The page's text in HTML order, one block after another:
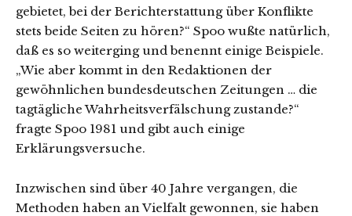
gebietet, bei der Berichterstattung über Konflikte
stets beide Seiten zu hören?“ Spoo wußte natürlich,
daß es so weiterging und benennt einige Beispiele.
„Wie aber kommt in den Redaktionen der
gewöhnlichen bundesdeutschen Zeitungen … die
tagtägliche Wahrheitsverfälschung zustande?“
fragte Spoo 1981 und gibt auch einige
Erklärungsversuche.
Inzwischen sind über 40 Jahre vergangen, die
Methoden haben an Vielfalt gewonnen, sie haben